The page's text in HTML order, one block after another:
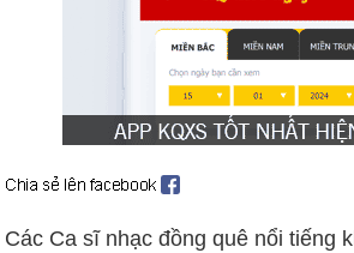
Massachusetts. Tên lửa bay được
Ngày 16-3 năm 1935:Adolf Hitler đã hủy
quân sự của Hiệp ước Versailles.
Ngày 16-3 năm 1968:Vụ thảm sát Mỹ
Ngày 16-3 năm 1978:
Ngày 16-3 năm 1985: Nhà báo Hoa Kỳ
Các Ca sĩ nhạc đồng quê nổi tiếng